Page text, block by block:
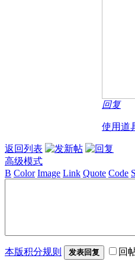
回复
使用道
返回列表
高级模式
B Color Image Link Quote Code
本版积分规则 发表回复 回